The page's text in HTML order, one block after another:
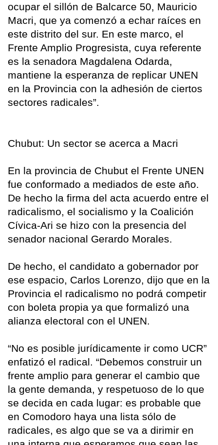
ocupar el sillón de Balcarce 50, Mauricio
Macri, que ya comenzó a echar raíces en
este distrito del sur. En este marco, el
Frente Amplio Progresista, cuya referente
es la senadora Magdalena Odarda,
mantiene la esperanza de replicar UNEN
en la Provincia con la adhesión de ciertos
sectores radicales”.
Chubut: Un sector se acerca a Macri
En la provincia de Chubut el Frente UNEN
fue conformado a mediados de este año.
De hecho la firma del acta acuerdo entre el
radicalismo, el socialismo y la Coalición
Cívica-Ari se hizo con la presencia del
senador nacional Gerardo Morales.
De hecho, el candidato a gobernador por
ese espacio, Carlos Lorenzo, dijo que en la
Provincia el radicalismo no podrá competir
con boleta propia ya que formalizó una
alianza electoral con el UNEN.
“No es posible jurídicamente ir como UCR”
enfatizó el radical. “Debemos construir un
frente amplio para generar el cambio que
la gente demanda, y respetuoso de lo que
se decida en cada lugar: es probable que
en Comodoro haya una lista sólo de
radicales, es algo que se va a dirimir en